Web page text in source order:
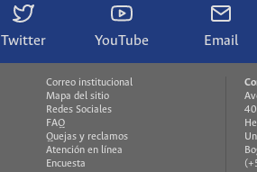
Twitter YouTube Email
Correo institucional
Mapa del sitio
Redes Sociales
FAQ
Quejas y reclamos
Atención en línea
Encuesta